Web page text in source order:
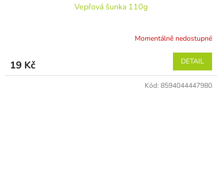
Vepřová šunka 110g
Momentálně nedostupné
19 Kč DETAIL
Kód: 8594044447980